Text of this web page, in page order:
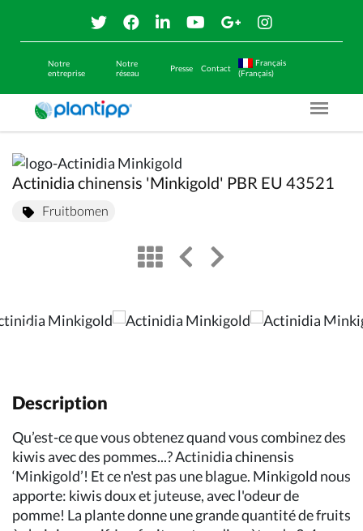
Notre
entreprise
Notre
réseau
Presse Contact
Français
(Français)
Menu
Actinidia chinensis 'Minkigold' PBR EU 43521
Fruitbomen
viewleft arrow
right arrow
Description
Qu’est-ce que vous obtenez quand vous combinez des
kiwis avec des pommes...? Actinidia chinensis
‘Minkigold’! Et ce n'est pas une blague. Minkigold nous
apporte: kiwis doux et juteuse, avec l'odeur de
pomme! La plante donne une grande quantité de fruits